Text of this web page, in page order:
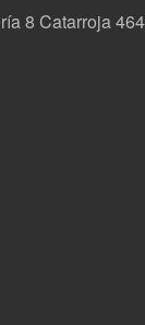
8 Catarroja